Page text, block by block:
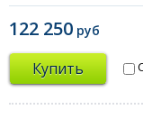
122 250 руб
Купить